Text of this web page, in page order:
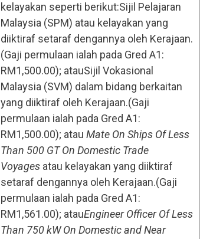
kelayakan seperti berikut:Sijil Pelajaran
Malaysia (SPM) atau kelayakan yang
diiktiraf setaraf dengannya oleh Kerajaan.
(Gaji permulaan ialah pada Gred A1:
RM1,500.00); atauSijil Vokasional
Malaysia (SVM) dalam bidang berkaitan
yang diiktiraf oleh Kerajaan.(Gaji
permulaan ialah pada Gred A1:
RM1,500.00); atau Mate On Ships Of Less
Than 500 GT On Domestic Trade
Voyages atau kelayakan yang diiktiraf
setaraf dengannya oleh Kerajaan.(Gaji
permulaan ialah pada Gred A1:
RM1,561.00); atauEngineer Officer Of Less
Than 750 kW On Domestic and Near